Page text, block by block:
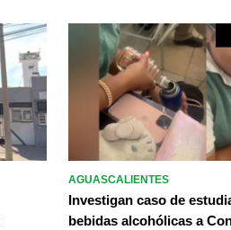
AGUASCALIENTES
Investigan caso de
bebidas alcohólicas a